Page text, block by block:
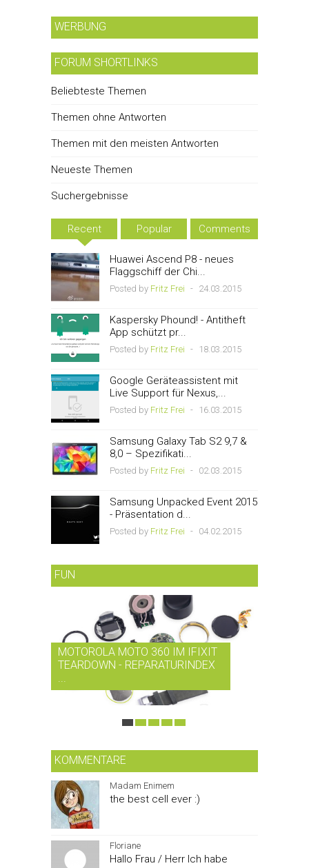
WERBUNG
FORUM SHORTLINKS
Beliebteste Themen
Themen ohne Antworten
Themen mit den meisten Antworten
Neueste Themen
Suchergebnisse
Recent Popular Comments
Huawei Ascend P8 - neues
Flaggschiff der Chi...
Posted by Fritz Frei - 24.03.2015
Kaspersky Phound! - Antitheft
App schützt pr...
Posted by Fritz Frei - 18.03.2015
Google Geräteassistent mit
Live Support für Nexus,...
Posted by Fritz Frei - 16.03.2015
Samsung Galaxy Tab S2 9,7 &
8,0 – Spezifikati...
Posted by Fritz Frei - 02.03.2015
Samsung Unpacked Event 2015
- Präsentation d...
Posted by Fritz Frei - 04.02.2015
FUN
MOTOROLA MOTO 360 IM IFIXIT
TEARDOWN - REPARATURINDEX
KOMMENTARE
Madam Enimem
the best cell ever :)
Floriane
Hallo Frau / Herr Ich habe